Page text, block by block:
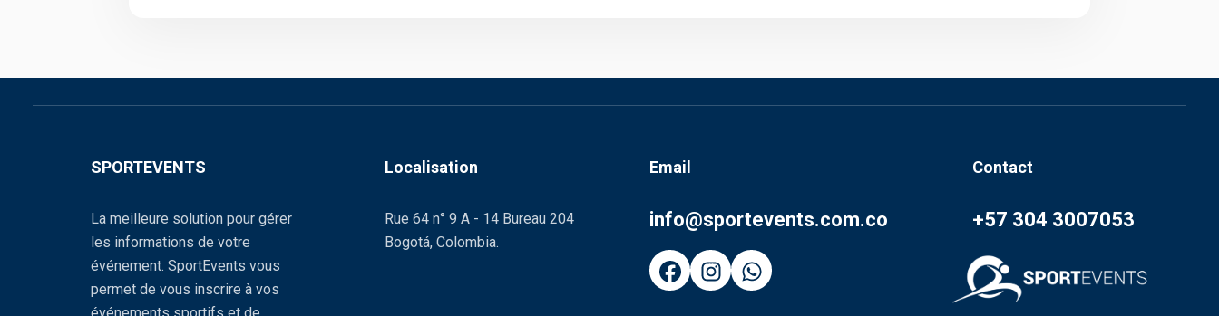
SPORTEVENTS
La meilleure solution pour gérer
les informations de votre
événement. SportEvents vous
permet de vous inscrire à vos
Localisation
Rue 64 n° 9 A - 14 Bureau 204
Bogotá, Colombia.
Email
info@sportevents.com.co
Contact
+57 304 3007053